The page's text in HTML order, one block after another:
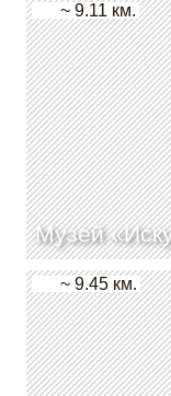
Музей
~ 9.11 км.
~ 9.45 км.